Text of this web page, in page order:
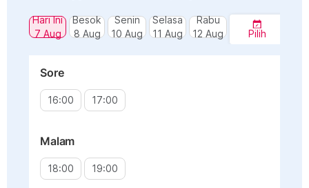
Hari Ini
7 Aug
Besok
8 Aug
Senin
10 Aug
Selasa
11 Aug
Rabu
12 Aug
Pilih
Sore
16:00 17:00
Malam
18:00 19:00